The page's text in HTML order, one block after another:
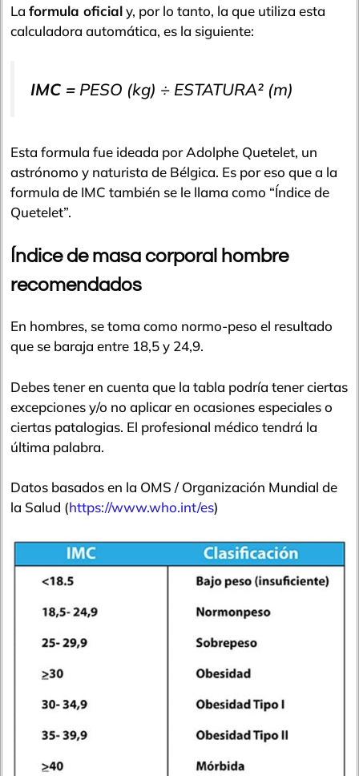
La formula oficialy, por lo tanto, la que utiliza esta
calculadora automática, es la siguiente:
IMC = PESO (kg) ÷ ESTATURA² (m)
Esta formula fue ideada por Adolphe Quetelet, un
astrónomo y naturista de Bélgica. Es por eso que a la
formula de IMC también se le llama como “Índice de
Quetelet”.
Índice de masa corporal hombre
recomendados
En hombres, se toma como normo-peso el resultado
que se baraja entre 18,5 y 24,9.
Debes tener en cuenta que la tabla podría tener ciertas
excepciones y/o no aplicar en ocasiones especiales o
ciertas patalogias. El profesional médico tendrá la
última palabra.
Datos basados en la OMS / Organización Mundial de
la Salud (https://www.who.int/es)